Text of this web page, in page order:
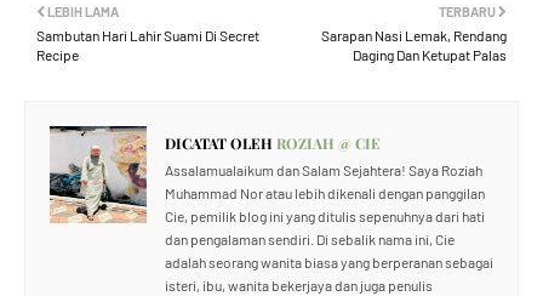
TERBARU
Sarapan Nasi Lemak, Rendang
Daging Dan Ketupat Palas
LEBIH LAMA
Sambutan Hari Lahir Suami Di Secret
Recipe
DICATAT OLEH ROZIAH @ CIE
Assalamualaikum dan Salam Sejahtera! Saya Roziah
Muhammad Nor atau lebih dikenali dengan panggilan
Cie, pemilik blog ini yang ditulis sepenuhnya dari hati
dan pengalaman sendiri. Di sebalik nama ini, Cie
adalah seorang wanita biasa yang berperanan sebagai
isteri, ibu, wanita bekerjaya dan juga penulis